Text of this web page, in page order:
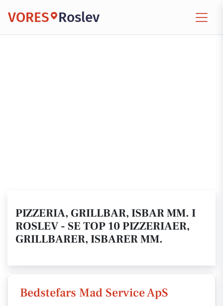
VORES Roslev
PIZZERIA, GRILLBAR, ISBAR MM. I
ROSLEV - SE TOP 10 PIZZERIAER,
GRILLBARER, ISBARER MM.
Bedstefars Mad Service ApS